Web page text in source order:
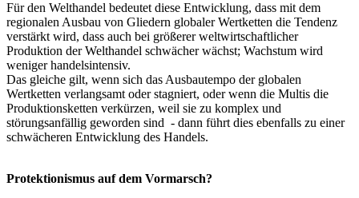
Für den Welthandel bedeutet diese Entwicklung, dass mit dem
regionalen Ausbau von Gliedern globaler Wertketten die Tendenz
verstärkt wird, dass auch bei größerer weltwirtschaftlicher
Produktion der Welthandel schwächer wächst; Wachstum wird
weniger handelsintensiv.
Das gleiche gilt, wenn sich das Ausbautempo der globalen
Wertketten verlangsamt oder stagniert, oder wenn die Multis die
Produktionsketten verkürzen, weil sie zu komplex und
störungsanfällig geworden sind - dann führt dies ebenfalls zu einer
schwächeren Entwicklung des Handels.
Protektionismus auf dem Vormarsch?